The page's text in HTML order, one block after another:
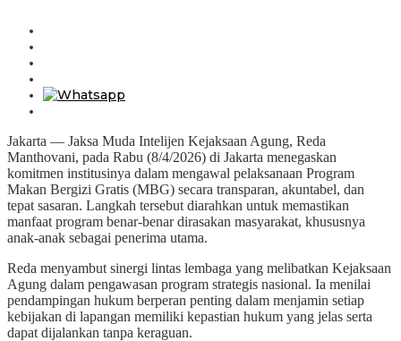
Jakarta — Jaksa Muda Intelijen Kejaksaan Agung, Reda
Manthovani, pada Rabu (8/4/2026) di Jakarta menegaskan
komitmen institusinya dalam mengawal pelaksanaan Program
Makan Bergizi Gratis (MBG) secara transparan, akuntabel, dan
tepat sasaran. Langkah tersebut diarahkan untuk memastikan
manfaat program benar-benar dirasakan masyarakat, khususnya
anak-anak sebagai penerima utama.
Reda menyambut sinergi lintas lembaga yang melibatkan Kejaksaan
Agung dalam pengawasan program strategis nasional. Ia menilai
pendampingan hukum berperan penting dalam menjamin setiap
kebijakan di lapangan memiliki kepastian hukum yang jelas serta
dapat dijalankan tanpa keraguan.